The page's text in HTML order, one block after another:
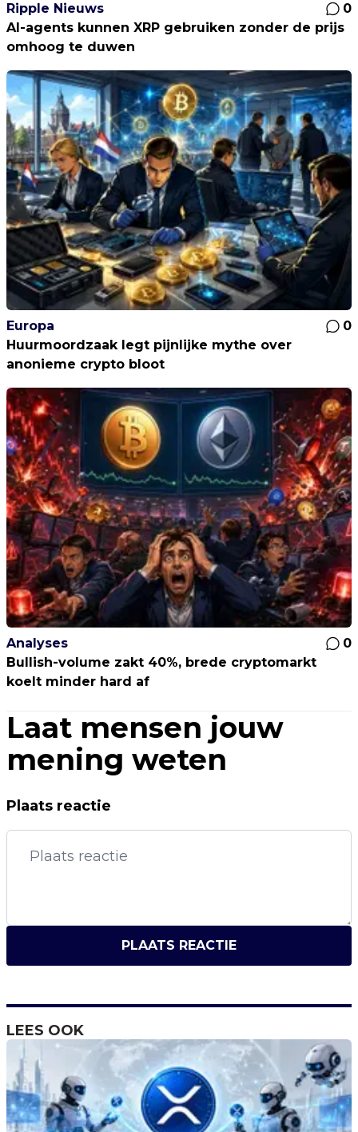
Ripple Nieuws
0
AI-agents kunnen XRP gebruiken zonder de prijs
omhoog te duwen
Europa
0
Huurmoordzaak legt pijnlijke mythe over
anonieme crypto bloot
Analyses
0
Bullish-volume zakt 40%, brede cryptomarkt
koelt minder hard af
Laat mensen jouw
mening weten
Plaats reactie
PLAATS REACTIE
LEES OOK